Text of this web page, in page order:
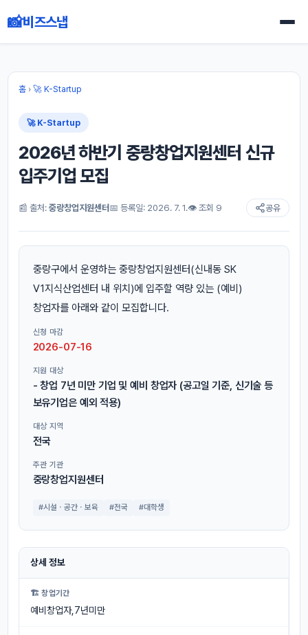
📸비즈스냅
홈› 🚀 K-Startup
🚀 K-Startup
2026년 하반기 중랑창업지원센터 신규
입주기업 모집
📰 출처: 중랑창업지원센터📅 등록일: 2026. 7. 1.👁 조회 9 공유
중랑구에서 운영하는 중랑창업지원센터(신내동 SK
V1지식산업센터 내 위치)에 입주할 역량 있는 (예비)
창업자를 아래와 같이 모집합니다.
신청 마감
2026-07-16
지원 대상
- 창업 7년 미만 기업 및 예비 창업자 (공고일 기준, 신기술 등
보유기업은 예외 적용)
대상 지역
전국
주관 기관
중랑창업지원센터
#시설ㆍ공간ㆍ보육 #전국 #대학생
상세 정보
🏗 창업기간
예비창업자,7년미만